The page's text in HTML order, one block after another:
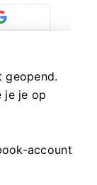
geopend.
je je op
account